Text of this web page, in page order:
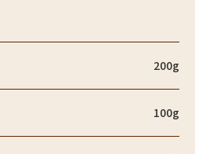
200g
100g